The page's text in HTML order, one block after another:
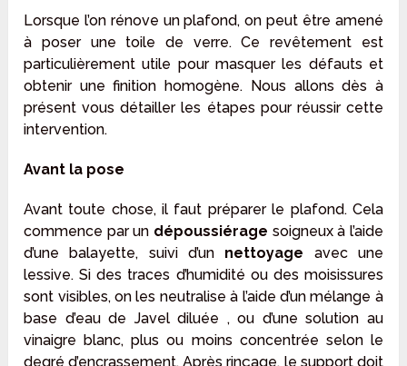
Lorsque l’on rénove un plafond, on peut être amené
à poser une toile de verre. Ce revêtement est
particulièrement utile pour masquer les défauts et
obtenir une finition homogène. Nous allons dès à
présent vous détailler les étapes pour réussir cette
intervention.
Avant la pose
Avant toute chose, il faut préparer le plafond. Cela
commence par un dépoussiérage soigneux à l’aide
d’une balayette, suivi d’un nettoyage avec une
lessive. Si des traces d’humidité ou des moisissures
sont visibles, on les neutralise à l’aide d’un mélange à
base d’eau de Javel diluée , ou d’une solution au
vinaigre blanc, plus ou moins concentrée selon le
degré d’encrassement. Après rinçage, le support doit